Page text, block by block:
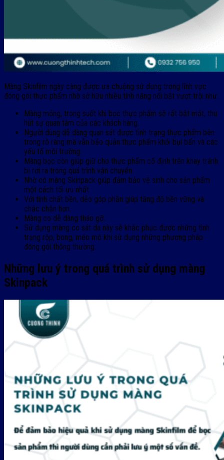
Màng Skinfilm ngày càng được ưa chuộng sử dụng trong lĩnh vực
đóng gói thực phẩm nhờ sở hữu nhiều tính năng nổi bật vượt trội như:
Màng mỏng, trong suốt khi bọc thực phẩm sẽ rất bắt mắt, thu
hút sự quan tâm của các khách hàng.
Người dùng dễ dàng quan sát được tình trạng thực phẩm bên
trong rõ ràng mà vẫn bảo quản thực phẩm khỏi bụi bẩn và các
yếu tố môi trường.
Màng bọc còn giúp giữ cho thực phẩm cố định trên khay tránh
bị rơi ra trong quá trình vận chuyển.
Nhờ có màng Skinpack giúp đảm bảo vệ sinh cho sản phẩm
một cách tối ưu nhất.
Với tính chất bền, dẻo góp phần giúp tăng độ bền vững và
chắc chắn hơn.
Màng co dễ dàng tháo gỡ.
Sử dụng màng co sát da này sẽ khắc phục được những tình
trạng rộp, bong, méo mó khi sử dụng những phương pháp
đóng gói thông thường.
Những lưu ý trong quá trình sử dụng màng
Skinpack